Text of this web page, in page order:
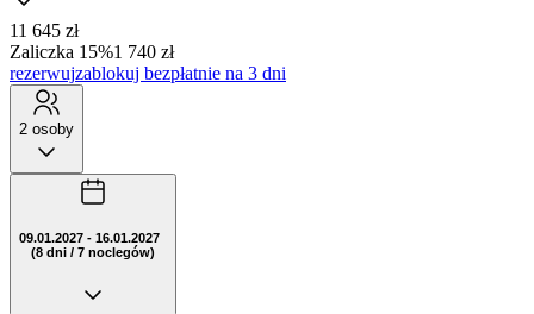
11 645 zł
Zaliczka 15%1 740 zł
rezerwujzablokuj bezpłatnie na 3 dni
2 osoby
09.01.2027 - 16.01.2027
(8 dni / 7 noclegów)